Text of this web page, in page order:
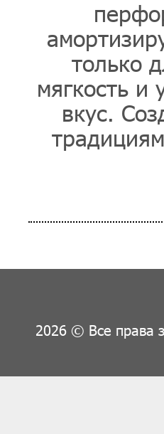
только
мягкость
вкус.
2026 © Все права